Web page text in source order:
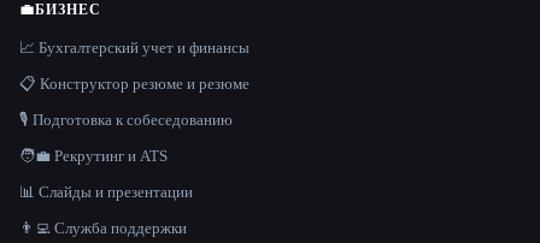
💼БИЗНЕС
📈 Бухгалтерский учет и финансы
📋 Конструктор резюме и резюме
🎙️ Подготовка к собеседованию
🧑‍💼 Рекрутинг и ATS
📊 Слайды и презентации
👨‍💻 Служба поддержки